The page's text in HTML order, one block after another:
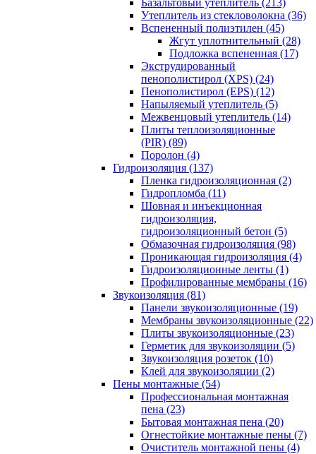
Базальтовый утеплитель (213)
Утеплитель из стекловолокна (36)
Вспененный полиэтилен (45)
Жгут уплотнительный (28)
Подложка вспененная (17)
Экструдированный
пенополистирол (XPS) (24)
Пенополистирол (EPS) (12)
Напыляемый утеплитель (5)
Межвенцовый утеплитель (14)
Плиты теплоизоляционные
(PIR) (89)
Поролон (4)
Гидроизоляция (137)
Пленка гидроизоляционная (2)
Гидропломба (11)
Шовная и инъекционная
гидроизоляция,
гидроизоляционный бетон (5)
Обмазочная гидроизоляция (98)
Проникающая гидроизоляция (4)
Гидроизоляционные ленты (1)
Профилированные мембраны (16)
Звукоизоляция (81)
Панели звукоизоляционные (19)
Мембраны звукоизоляционные (22)
Плиты звукоизоляционные (23)
Герметик для звукоизоляции (5)
Звукоизоляция розеток (10)
Клей для звукоизоляции (2)
Пены монтажные (54)
Профессиональная монтажная
пена (23)
Бытовая монтажная пена (20)
Огнестойкие монтажные пены (7)
Очиститель монтажной пены (4)